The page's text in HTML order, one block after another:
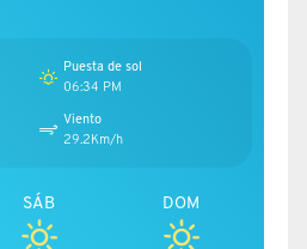
Puesta de sol
06:34 PM
Viento
29.2Km/h
SÁB DOM